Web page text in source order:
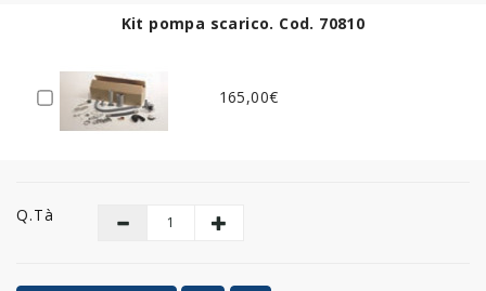
Kit pompa scarico. Cod. 70810
165,00€
Q.tà